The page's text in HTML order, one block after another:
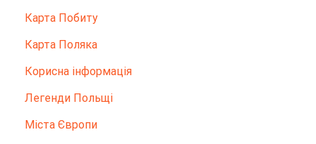
Карта Побиту
Карта Поляка
Корисна інформація
Легенди Польщі
Міста Європи